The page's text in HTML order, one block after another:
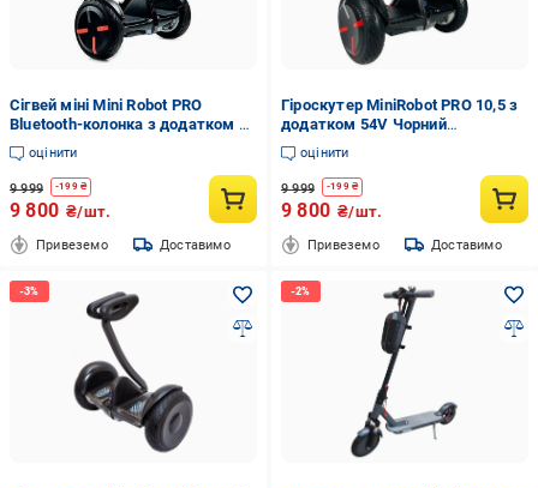
Сігвей міні Mini Robot PRO
Bluetooth-колонка з додатком d
10,5 Чорний (54V)
оцінити
9 999 -199₴
9 800 ₴/шт.
Привеземо Доставимо
Гіроскутер MiniRobot PRO 10,5 з
додатком 54V Чорний
(24113432)
оцінити
9 999 -199₴
9 800 ₴/шт.
Привеземо Доставимо